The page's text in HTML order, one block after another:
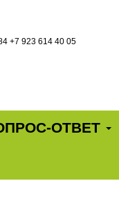
+7 923 614 40 05
ОТВЕТ